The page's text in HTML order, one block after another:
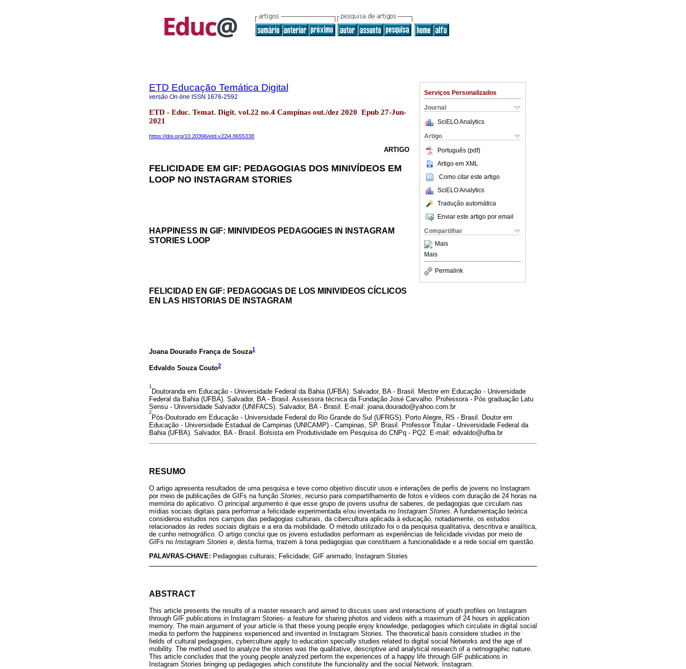
Serviços Personalizados
Journal
SciELO Analytics
Artigo
Português (pdf)
Artigo em XML
Como citar este artigo
SciELO Analytics
Tradução automática
Enviar este artigo por email
Compartilhar
Mais
Mais
Permalink
ETD Educação Temática Digital
versão On-line ISSN 1676-2592
ETD - Educ. Temat. Digit. vol.22 no.4 Campinas out./dez 2020 Epub 27-Jun-
2021
https://doi.org/10.20396/etd.v22i4.8655338
ARTIGO
FELICIDADE EM GIF: PEDAGOGIAS DOS MINIVÍDEOS EM
LOOP NO INSTAGRAM STORIES
HAPPINESS IN GIF: MINIVIDEOS PEDAGOGIES IN INSTAGRAM
STORIES LOOP
FELICIDAD EN GIF: PEDAGOGIAS DE LOS MINIVIDEOS CÍCLICOS
EN LAS HISTORIAS DE INSTAGRAM
Joana Dourado França de Souza1
Edvaldo Souza Couto2
1
Doutoranda em Educação - Universidade Federal da Bahia (UFBA). Salvador, BA - Brasil. Mestre em Educação - Universidade
Federal da Bahia (UFBA). Salvador, BA - Brasil. Assessora técnica da Fundação José Carvalho. Professora - Pós graduação Latu
Sensu - Universidade Salvador (UNIFACS). Salvador, BA - Brasil. E-mail: joana.dourado@yahoo.com.br
2
Pós-Doutorado em Educação - Universidade Federal do Rio Grande do Sul (UFRGS). Porto Alegre, RS - Brasil. Doutor em
Educação - Universidade Estadual de Campinas (UNICAMP) - Campinas, SP. Brasil. Professor Titular - Universidade Federal da
Bahia (UFBA). Salvador, BA - Brasil. Bolsista em Produtividade em Pesquisa do CNPq - PQ2. E-mail: edvaldo@ufba.br
RESUMO
O artigo apresenta resultados de uma pesquisa e teve como objetivo discutir usos e interações de perfis de jovens no Instagram
por meio de publicações de GIFs na função Stories , recurso para compartilhamento de fotos e vídeos com duração de 24 horas na
memória do aplicativo. O principal argumento é que esse grupo de jovens usufrui de saberes, de pedagogias que circulam nas
mídias sociais digitais para performar a felicidade experimentada e/ou inventada no Instagram Stories . A fundamentação teórica
considerou estudos nos campos das pedagogias culturais, da cibercultura aplicada à educação, notadamente, os estudos
relacionados às redes sociais digitais e a era da mobilidade. O método utilizado foi o da pesquisa qualitativa, descritiva e analítica,
de cunho netnográfico. O artigo conclui que os jovens estudados performam as experiências de felicidade vividas por meio de
GIFs no Instagram Stories e, desta forma, trazem à tona pedagogias que constituem a funcionalidade e a rede social em questão.
PALAVRAS-CHAVE: Pedagogias culturais; Felicidade; GIF animado; Instagram Stories
ABSTRACT
This article presents the results of a master research and aimed to discuss uses and interactions of youth profiles on Instagram
through GIF publications in Instagram Stories- a feature for sharing photos and videos with a maximum of 24 hours in application
memory. The main argument of your article is that these young people enjoy knowledge, pedagogies which circulate in digital social
media to perform the happiness experienced and invented in Instagram Stories. The theoretical basis considere studies in the
fields of cultural pedagogies, cyberculture apply to education specially studies related to digital social Networks and the age of
mobility. The method used to analyze the stories was the qualitative, descriptive and analytical research of a netnographic nature.
This article concludes that the young people analyzed perform the experiences of a happy life through GIF publications in
Instagram Stories bringing up pedagogies which constitute the funcionality and the social Network: Instagram.